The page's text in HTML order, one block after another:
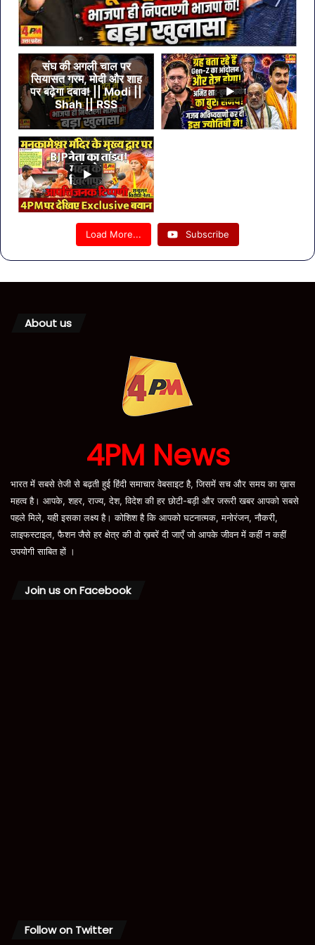
संघ की अगली चाल पर
सियासत गरम, मोदी और शाह
पर बढ़ेगा दबाव! || Modi ||
Shah || RSS
Load More... Subscribe
About us
4PM News
भारत में सबसे तेजी से बढ़ती हुई हिंदी समाचार वेबसाइट है, जिसमें सच और समय का ख़ास
महत्व है। आपके, शहर, राज्य, देश, विदेश की हर छोटी-बड़ी और जरूरी खबर आपको सबसे
पहले मिले, यही इसका लक्ष्य है। कोशिश है कि आपको घटनात्मक, मनोरंजन, नौकरी,
लाइफस्टाइल, फैशन जैसे हर क्षेत्र की वो ख़बरें दी जाएँ जो आपके जीवन में कहीं न कहीं
उपयोगी साबित हों ।
Join us on Facebook
Follow on Twitter